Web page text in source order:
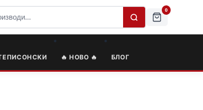
0
🔥 НОВО 🔥 БЛОГ